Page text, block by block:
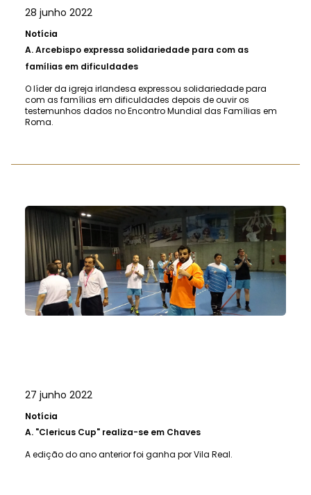
28 junho 2022
Notícia
A.Arcebispo expressa solidariedade para com as
famílias em dificuldades
O líder da igreja irlandesa expressou solidariedade para
com as famílias em dificuldades depois de ouvir os
testemunhos dados no Encontro Mundial das Famílias em
Roma.
27 junho 2022
Notícia
A. "Clericus Cup" realiza-se em Chaves
A edição do ano anterior foi ganha por Vila Real.